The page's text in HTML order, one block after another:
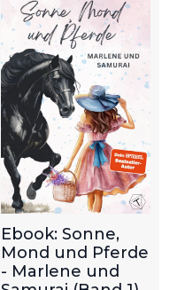
Ebook: Sonne,
Mond und Pferde
- Marlene und